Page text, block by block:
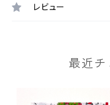
レビュー
最近チ